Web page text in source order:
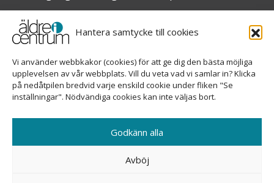
Hantera samtycke till cookies
Vi använder webbkakor (cookies) för att ge dig den bästa möjliga
upplevelsen av vår webbplats. Vill du veta vad vi samlar in? Klicka
på nedåtpilen bredvid varje enskild cookie under fliken "Se
inställningar". Nödvändiga cookies kan inte väljas bort.
Godkänn alla
Avböj
Riksföreningen för sjuksköterskor inom äldre- och
demensvård
Nationellt kompetenscentrum anhöriga
Sveavägen 155, 113 46 Stockholm
08-690 58 84